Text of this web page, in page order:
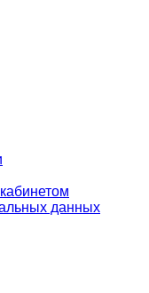
данных